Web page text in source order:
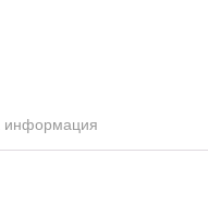
информация